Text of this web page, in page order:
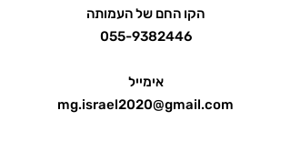
הקו החם של העמותה
055-9382446
אימייל
mg.israel2020@gmail.com